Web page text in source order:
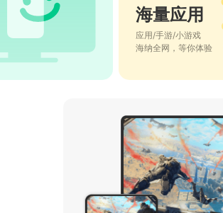
海量应用
应用/手游/小游戏
海纳全网，等你体验